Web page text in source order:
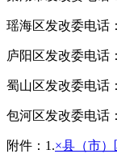
瑶海区发改委电话
庐阳区发改委电话
蜀山区发改委电话
包河区发改委电话
附件：1.×县（市